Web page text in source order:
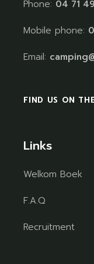
Phone: 04 71
Mobile phone:
Email:
FIND US ON
Links
Welkom Boek
F.A.Q
Recruitment